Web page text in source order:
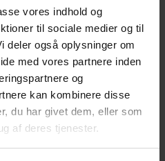
vores indhold og
til sociale medier og til
deler også oplysninger om
med vores partnere inden
og
kan kombinere disse
du har givet dem, eller som
af deres tjenester.